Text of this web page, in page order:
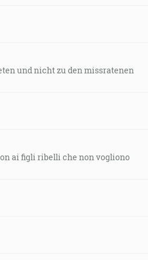
und nicht zu den missratenen
ai figli ribelli che non vogliono